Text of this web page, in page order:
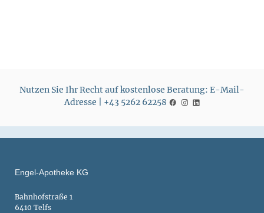
Nutzen Sie Ihr Recht auf kostenlose Beratung: E-Mail-
Adresse | +43 5262 62258
Engel-Apotheke KG
Bahnhofstraße 1
6410 Telfs